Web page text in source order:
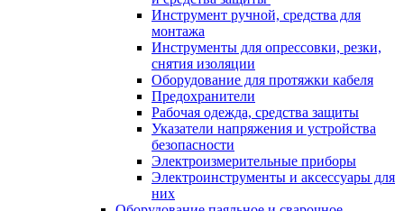
Инструмент ручной, средства для
монтажа
Инструменты для опрессовки, резки,
снятия изоляции
Оборудование для протяжки кабеля
Предохранители
Рабочая одежда, средства защиты
Указатели напряжения и устройства
безопасности
Электроизмерительные приборы
Электроинструменты и аксессуары для
них